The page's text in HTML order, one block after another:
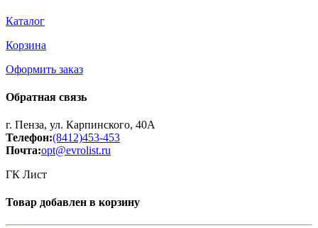
Каталог
Корзина
Оформить заказ
Обратная связь
г. Пенза, ул. Карпинского, 40А
Телефон:(8412)453-453
Почта:opt@evrolist.ru
ГК Лист
Товар добавлен в корзину